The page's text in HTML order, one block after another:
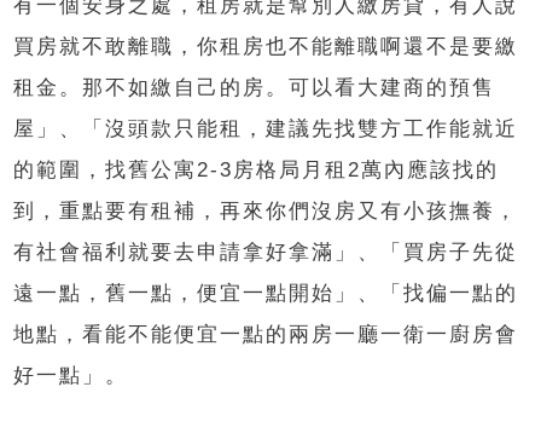
有一個安身之處，租房就是幫別人繳房貸，有人說
買房就不敢離職，你租房也不能離職啊還不是要繳
租金。那不如繳自己的房。可以看大建商的預售
屋」、「沒頭款只能租，建議先找雙方工作能就近
的範圍，找舊公寓2-3房格局月租2萬內應該找的
到，重點要有租補，再來你們沒房又有小孩撫養，
有社會福利就要去申請拿好拿滿」、「買房子先從
遠一點，舊一點，便宜一點開始」、「找偏一點的
地點，看能不能便宜一點的兩房一廳一衛一廚房會
好一點」。